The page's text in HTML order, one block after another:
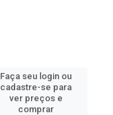
Faça seu login ou
cadastre-se para
ver preços e
comprar